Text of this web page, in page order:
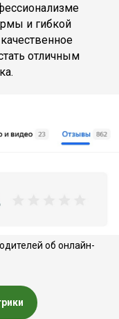
и гибкой
отличным
об онлайн-